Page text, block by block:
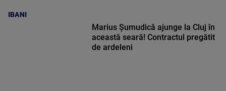
IBANI
Marius Șumudică ajunge la Cluj în
această seară! Contractul pregătit
de ardeleni